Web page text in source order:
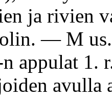
ja rivien
— M
appulat 1.
avulla